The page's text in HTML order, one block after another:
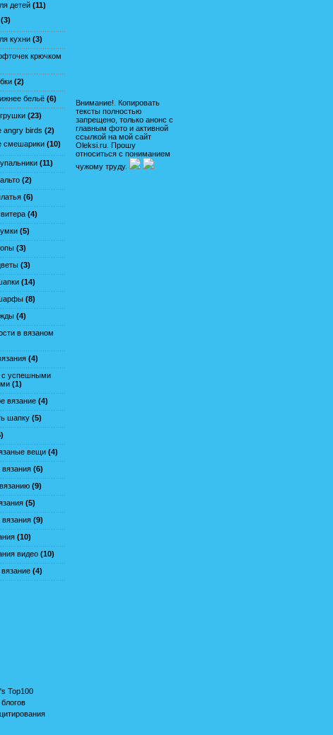
детей (11)
(3)
кухни (3)
крючком
(2)
бельё (6)
(23)
angry birds (2)
смешарики (10)
(11)
(2)
(6)
(4)
(5)
(3)
(3)
(14)
(8)
(4)
в вязаном
(4)
с успешными
(1)
вязание (4)
шапку (5)
вещи (4)
(6)
(9)
(5)
(9)
(10)
видео (10)
(4)
Внимание!. Копировать
тексты полностью
запрещено, только анонс с
главным фото и активной
ссылкой на мой сайт
Oleksi.ru. Прошу
относиться с пониманием
чужому труду.